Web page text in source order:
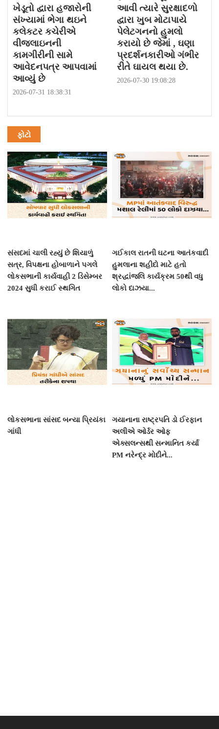
ખેડૂતો દ્વારા હજારોની
સંખ્યામાં ભેગા થઇને
કલેકટર કચેરીએ
વીજલાઇનની
કામગીરીની સામે
આવેદનપત્ર આપવામાં
આવ્યું છે
2026-07-31 18:38:31
આવી ત્યારે સુરક્ષાદળો
દ્વારા ખુબ મોટાપાયે
પેલેટગનનો હુમલો
કરાયો છે જેમાં , ઘણા
પ્રદર્શનકારીઓ ગંભીર
રીતે ઘાયલ થયા છે.
2026-07-30 19:08:28
ફોટો
સંસદમાં ચાલી રહ્યું છે શિયાળું
સત્ર, વિપક્ષના હોબાળાને પગલે
લોકસભાની કાર્યવાહી 2 ડિસેમ્બર
2024 સુધી કરાઈ સ્થગિત
ગઈકાલ રાતની ઘટના આતંકવાદી
હુમલાના શહીદો માટે હતો
શ્રદ્ધાંજલિ કાર્યક્રમ 50થી વધુ
લોકો દાઝયા...
લોકસભાના સાંસદ બન્યા પ્રિયંકા
ગાંધી
ગયાનાના રાષ્ટ્રપતિ ડો ઈરફાન
અલીએ ઓર્ડર ઓફ
એક્સલન્સથી સન્માનિત કર્યા
PM નરેન્દ્ર મોદીને...